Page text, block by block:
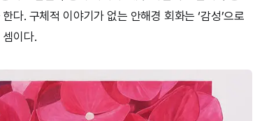
다. 구체적 이야기가 없는 안해경 회화는 ‘감성’으로
이다.